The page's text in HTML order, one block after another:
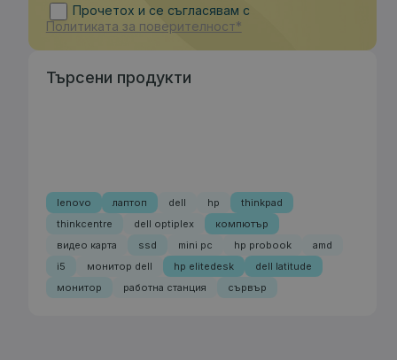
Прочетох и се съгласявам с
Политиката за поверителност*
Търсени продукти
lenovo лаптоп dell hp
thinkpad
thinkcentre
dell optiplex
компютър
видео карта
ssd mini pc hp probook
amd
i5
монитор dell hp elitedesk
dell latitude
монитор
работна станция сървър